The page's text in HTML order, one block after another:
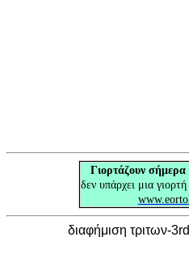
Γιορτάζουν σήμερα
δεν υπάρχει μια
διαφήμιση τριτων-